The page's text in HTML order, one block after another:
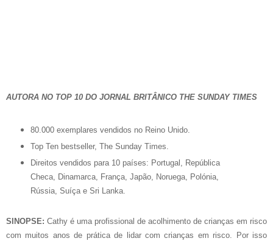
AUTORA NO TOP 10 DO JORNAL BRITÂNICO THE SUNDAY TIMES
80.000 exemplares vendidos no Reino Unido.
Top Ten bestseller, The Sunday Times.
Direitos vendidos para 10 países: Portugal, República
Checa, Dinamarca, França, Japão, Noruega, Polónia,
Rússia, Suíça e Sri Lanka.
SINOPSE: Cathy é uma profissional de acolhimento de crianças em risco
com muitos anos de prática de lidar com crianças em risco. Por isso